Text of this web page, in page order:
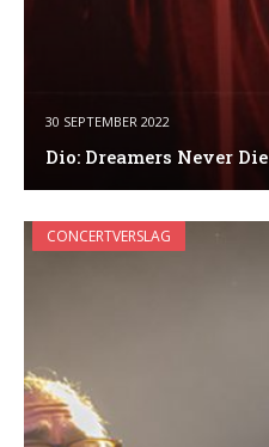
30 SEPTEMBER 2022
Dio: Dreamers Never Die
CONCERTVERSLAG